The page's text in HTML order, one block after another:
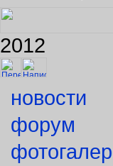
2012
новости
форум